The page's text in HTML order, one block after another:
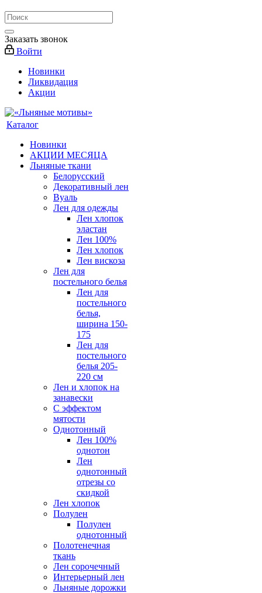
Заказать звонок
Войти
Новинки
Ликвидация
Акции
Каталог
Новинки
АКЦИИ МЕСЯЦА
Льняные ткани
Белорусский
Декоративный лен
Вуаль
Лен для одежды
Лен хлопок
эластан
Лен 100%
Лен хлопок
Лен вискоза
Лен для
постельного белья
Лен для
постельного
белья,
ширина 150-
175
Лен для
постельного
белья 205-
220 см
Лен и хлопок на
занавески
С эффектом
мятости
Однотонный
Лен 100%
однотон
Лен
однотонный
отрезы со
скидкой
Лен хлопок
Полулен
Полулен
однотонный
Полотенечная
ткань
Лен сорочечный
Интерьерный лен
Льняные дорожки